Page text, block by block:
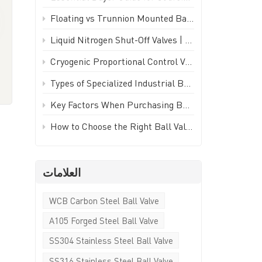
Polski
한국의
Tiếng Việt
Floating vs Trunnion Mounted Ball Valves: How to Choose - GEKO Valve
Liquid Nitrogen Shut-Off Valves | -196°C Cryogenic Isolation Valve - GEKO Valve
Cryogenic Proportional Control Valve | Stainless Steel IP65 PWM Low Temperature Valve - GEKO Valve
Types of Specialized Industrial Ball Valves for Unique Piping Applications | GEKO Valve
Key Factors When Purchasing Ball Valves for Piping Systems | GEKO Valve
How to Choose the Right Ball Valve for Industrial Applications | GEKO Valve
العلامات
WCB Carbon Steel Ball Valve
A105 Forged Steel Ball Valve
SS304 Stainless Steel Ball Valve